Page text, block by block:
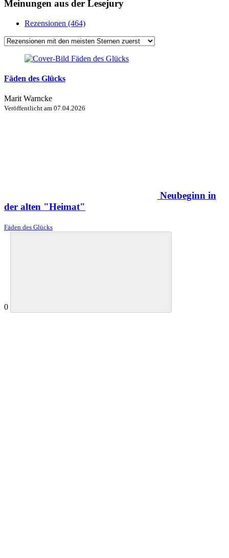
Meinungen aus der Lesejury
Rezensionen (464)
Fäden des Glücks
Marit Warncke
Veröffentlicht am 07.04.2026
Neubeginn in
der alten "Heimat"
Fäden des Glücks
0